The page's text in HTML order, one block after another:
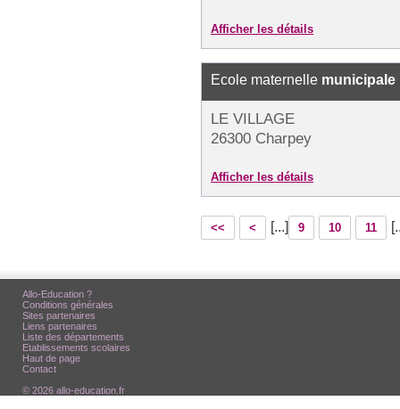
Afficher les détails
Ecole maternelle municipale
LE VILLAGE
26300 Charpey
Afficher les détails
<< < [...] 9 10 11
Allo-Education ?
Conditions générales
Sites partenaires
Liens partenaires
Liste des départements
Etablissements scolaires
Haut de page
Contact
© 2026 allo-education.fr